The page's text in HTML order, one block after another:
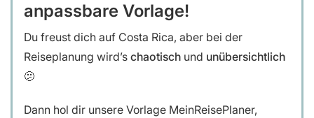
anpassbare Vorlage!
Du freust dich auf Costa Rica, aber bei der
Reiseplanung wird’s chaotisch und unübersichtlich
🫤
Dann hol dir unsere Vorlage MeinReisePlaner,